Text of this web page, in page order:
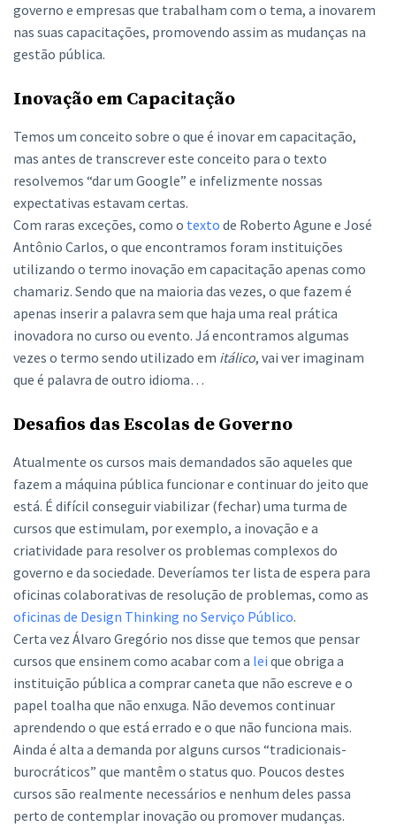
governo e empresas que trabalham com o tema, a inovarem
nas suas capacitações, promovendo assim as mudanças na
gestão pública.
Inovação em Capacitação
Temos um conceito sobre o que é inovar em capacitação,
mas antes de transcrever este conceito para o texto
resolvemos “dar um Google” e infelizmente nossas
expectativas estavam certas.
Com raras exceções, como o texto de Roberto Agune e José
Antônio Carlos, o que encontramos foram instituições
utilizando o termo inovação em capacitação apenas como
chamariz. Sendo que na maioria das vezes, o que fazem é
apenas inserir a palavra sem que haja uma real prática
inovadora no curso ou evento. Já encontramos algumas
vezes o termo sendo utilizado em itálico, vai ver imaginam
que é palavra de outro idioma…
Desafios das Escolas de Governo
Atualmente os cursos mais demandados são aqueles que
fazem a máquina pública funcionar e continuar do jeito que
está. É difícil conseguir viabilizar (fechar) uma turma de
cursos que estimulam, por exemplo, a inovação e a
criatividade para resolver os problemas complexos do
governo e da sociedade. Deveríamos ter lista de espera para
oficinas colaborativas de resolução de problemas, como as
oficinas de Design Thinking no Serviço Público.
Certa vez Álvaro Gregório nos disse que temos que pensar
cursos que ensinem como acabar com a lei que obriga a
instituição pública a comprar caneta que não escreve e o
papel toalha que não enxuga. Não devemos continuar
aprendendo o que está errado e o que não funciona mais.
Ainda é alta a demanda por alguns cursos “tradicionais-
burocráticos” que mantêm o status quo. Poucos destes
cursos são realmente necessários e nenhum deles passa
perto de contemplar inovação ou promover mudanças.